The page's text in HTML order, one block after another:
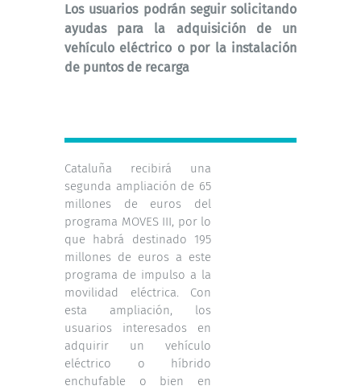
Los usuarios podrán seguir solicitando
ayudas para la adquisición de un
vehículo eléctrico o por la instalación
de puntos de recarga
Cataluña recibirá una
segunda ampliación de 65
millones de euros del
programa MOVES III, por lo
que habrá destinado 195
millones de euros a este
programa de impulso a la
movilidad eléctrica. Con
esta ampliación, los
usuarios interesados ​​en
adquirir un vehículo
eléctrico o híbrido
enchufable o bien en